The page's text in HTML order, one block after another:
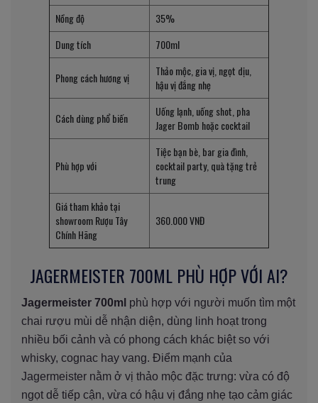
Nồng độ
35%
Dung tích
700ml
Phong cách hương vị
Thảo mộc, gia vị, ngọt dịu,
hậu vị đắng nhẹ
Cách dùng phổ biến
Uống lạnh, uống shot, pha
Jager Bomb hoặc cocktail
Phù hợp với
Tiệc bạn bè, bar gia đình,
cocktail party, quà tặng trẻ
trung
Giá tham khảo tại
showroom Rượu Tây
Chính Hãng
360.000 VNĐ
JAGERMEISTER 700ML PHÙ HỢP VỚI AI?
Jagermeister 700ml phù hợp với người muốn tìm một
chai rượu mùi dễ nhận diện, dùng linh hoạt trong
nhiều bối cảnh và có phong cách khác biệt so với
whisky, cognac hay vang. Điểm mạnh của
Jagermeister nằm ở vị thảo mộc đặc trưng: vừa có độ
ngọt dễ tiếp cận, vừa có hậu vị đắng nhẹ tạo cảm giác